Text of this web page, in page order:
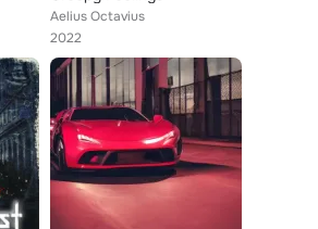
Aelius Octavius
2022